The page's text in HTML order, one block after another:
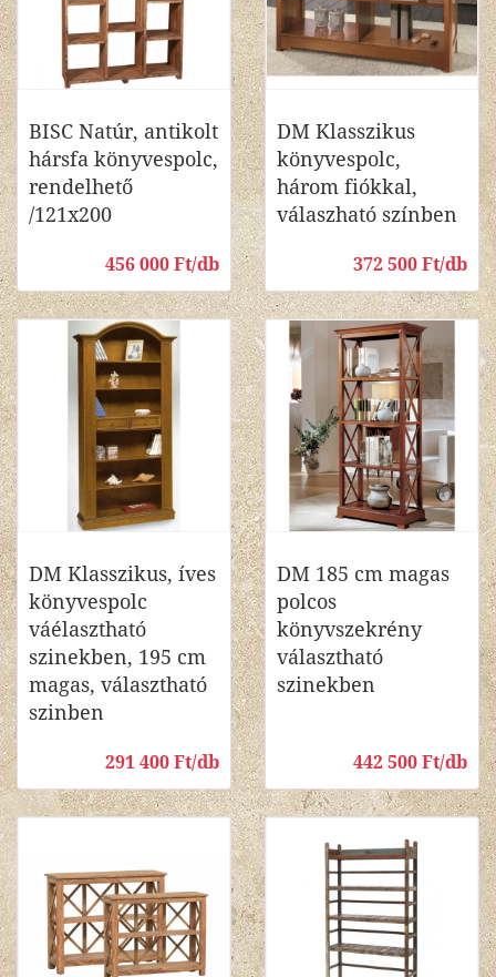
BISC Natúr, antikolt
hársfa könyvespolc,
rendelhető
/121x200
456 000 Ft/db
DM Klasszikus
könyvespolc,
három fiókkal,
válaszható színben
372 500 Ft/db
DM Klasszikus, íves
könyvespolc
váélasztható
szinekben, 195 cm
magas, választható
szinben
291 400 Ft/db
DM 185 cm magas
polcos
könyvszekrény
választható
szinekben
442 500 Ft/db